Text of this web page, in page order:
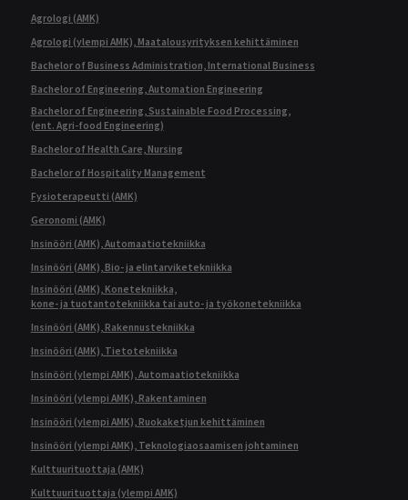
Agrologi (AMK)
Agrologi (ylempi AMK), Maatalousyrityksen kehittäminen
Bachelor of Business Administration, International Business
Bachelor of Engineering, Automation Engineering
Bachelor of Engineering, Sustainable Food Processing,
(ent. Agri-food Engineering)
Bachelor of Health Care, Nursing
Bachelor of Hospitality Management
Fysioterapeutti (AMK)
Geronomi (AMK)
Insinööri (AMK), Automaatiotekniikka
Insinööri (AMK), Bio- ja elintarviketekniikka
Insinööri (AMK), Konetekniikka,
kone- ja tuotantotekniikka tai auto- ja työkonetekniikka
Insinööri (AMK), Rakennustekniikka
Insinööri (AMK), Tietotekniikka
Insinööri (ylempi AMK), Automaatiotekniikka
Insinööri (ylempi AMK), Rakentaminen
Insinööri (ylempi AMK), Ruokaketjun kehittäminen
Insinööri (ylempi AMK), Teknologiaosaamisen johtaminen
Kulttuurituottaja (AMK)
Kulttuurituottaja (ylempi AMK)